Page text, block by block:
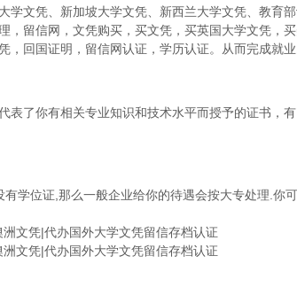
文凭、新加坡大学文凭、新西兰大学文凭、教育部
留信网，文凭购买，买文凭，买英国大学文凭，买
回国证明，留信网认证，学历认证。从而完成就业
了你有相关专业知识和技术水平而授予的证书，
学位证,那么一般企业给你的待遇会按大专处理.你
文凭|代办国外大学文凭留信存档认证
文凭|代办国外大学文凭留信存档认证